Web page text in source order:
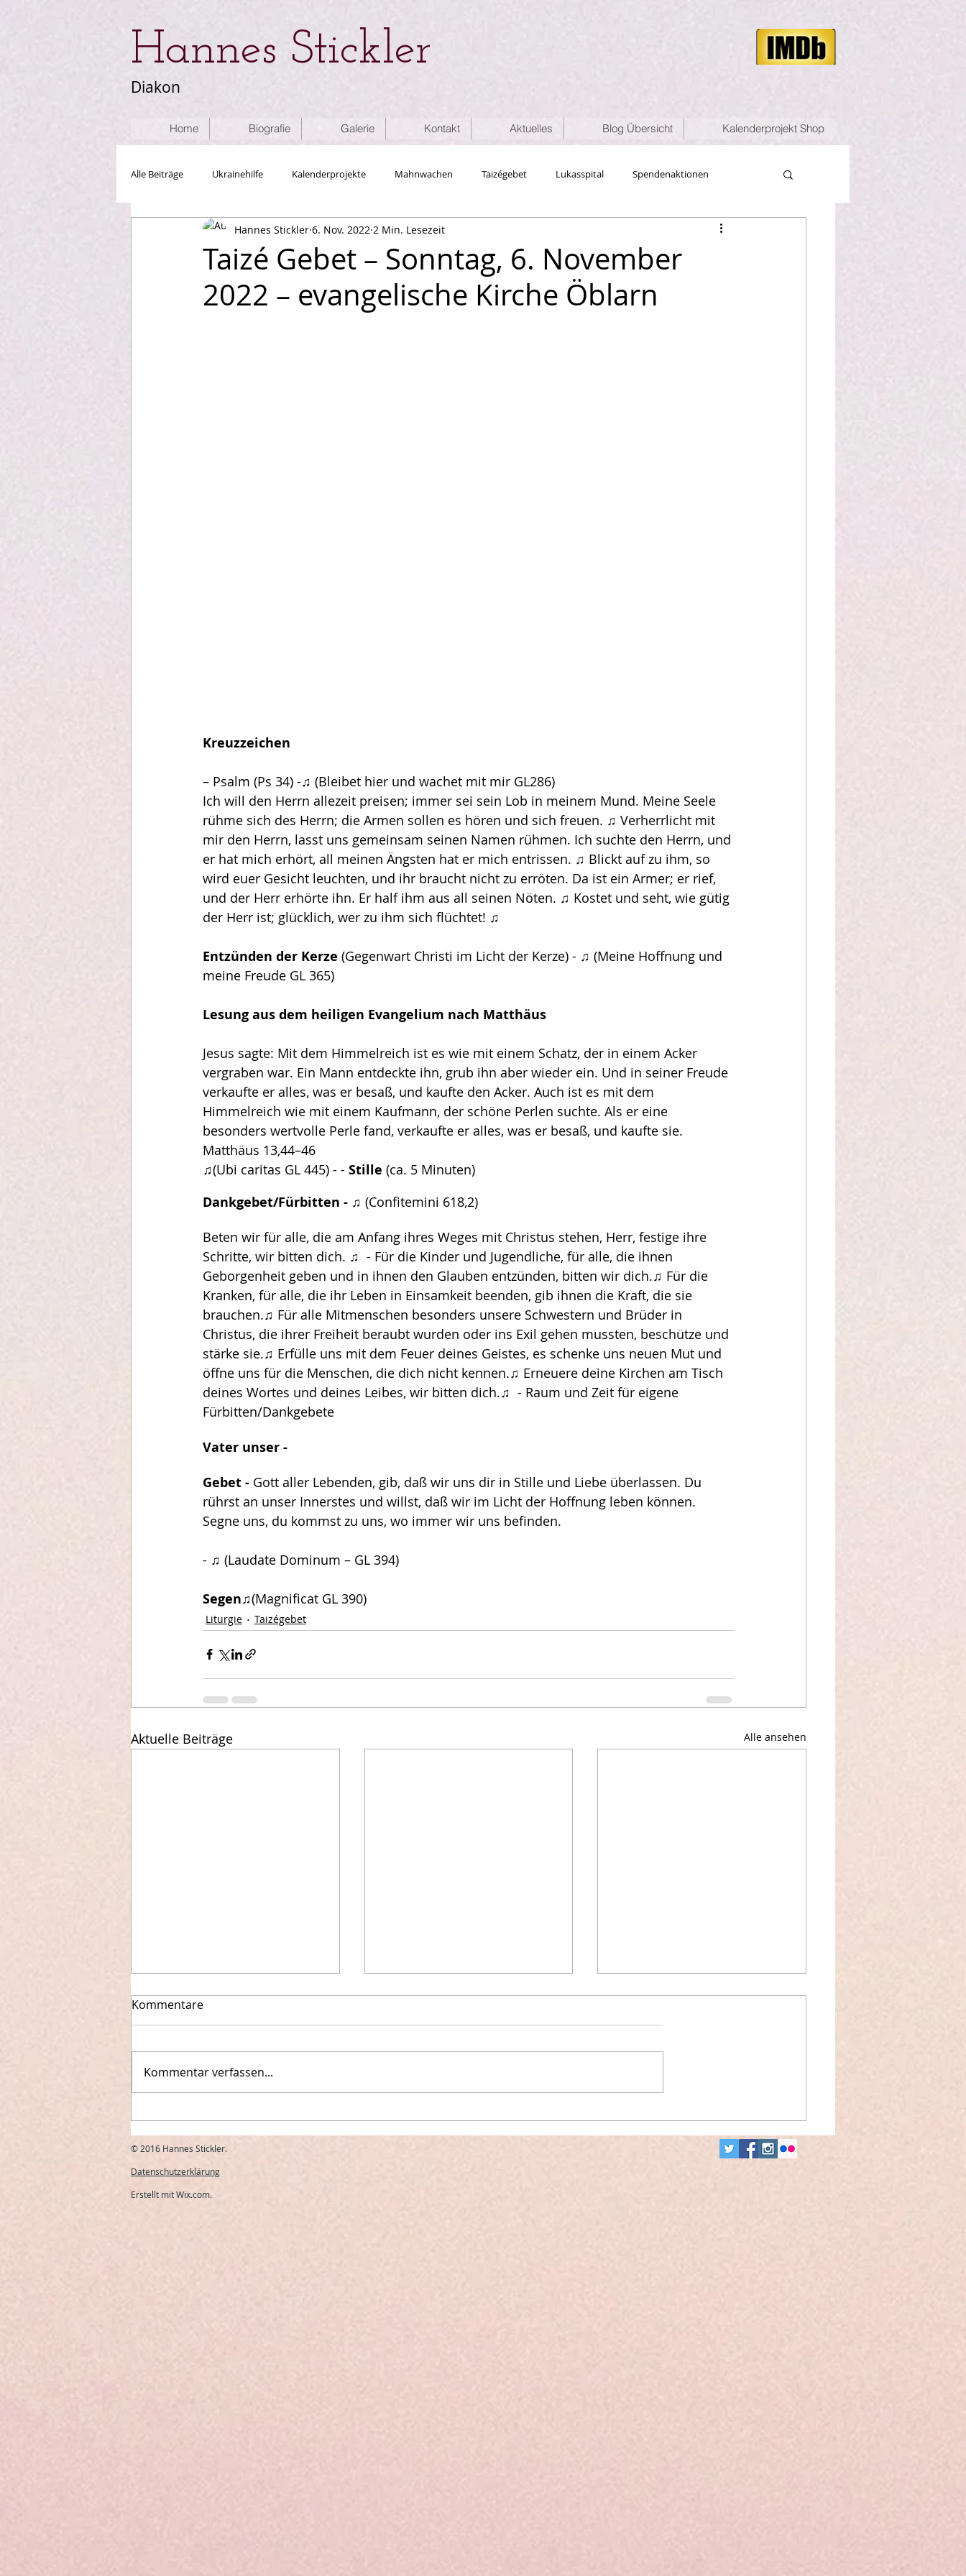
Hannes Stickler
Diakon
Home Biografie Galerie Kontakt Aktuelles Blog Übersicht Kalenderprojekt Shop
Alle Beiträge Ukrainehilfe Kalenderprojekte Mahnwachen Taizégebet Lukasspital Spendenaktionen
Artikel RettungskettefuerMenschenrechte
Taizé Gebet – Sonntag, 6. November
2022 – evangelische Kirche Öblarn
Hannes Stickler 6. Nov. 2022 2 Min. Lesezeit
Kreuzzeichen
– Psalm (Ps 34) -♫ (Bleibet hier und wachet mit mir GL286)
Ich will den Herrn allezeit preisen; immer sei sein Lob in meinem Mund. Meine Seele
rühme sich des Herrn; die Armen sollen es hören und sich freuen. ♫ Verherrlicht mit
mir den Herrn, lasst uns gemeinsam seinen Namen rühmen. Ich suchte den Herrn, und
er hat mich erhört, all meinen Ängsten hat er mich entrissen. ♫ Blickt auf zu ihm, so
wird euer Gesicht leuchten, und ihr braucht nicht zu erröten. Da ist ein Armer; er rief,
und der Herr erhörte ihn. Er half ihm aus all seinen Nöten. ♫ Kostet und seht, wie gütig
der Herr ist; glücklich, wer zu ihm sich flüchtet! ♫
Entzünden der Kerze (Gegenwart Christi im Licht der Kerze) - ♫ (Meine Hoffnung und
meine Freude GL 365)
Lesung aus dem heiligen Evangelium nach Matthäus
Jesus sagte: Mit dem Himmelreich ist es wie mit einem Schatz, der in einem Acker
vergraben war. Ein Mann entdeckte ihn, grub ihn aber wieder ein. Und in seiner Freude
verkaufte er alles, was er besaß, und kaufte den Acker. Auch ist es mit dem
Himmelreich wie mit einem Kaufmann, der schöne Perlen suchte. Als er eine
besonders wertvolle Perle fand, verkaufte er alles, was er besaß, und kaufte sie.
Matthäus 13,44–46
♫(Ubi caritas GL 445) - - Stille (ca. 5 Minuten)
Dankgebet/Fürbitten - ♫ (Confitemini 618,2)
Beten wir für alle, die am Anfang ihres Weges mit Christus stehen, Herr, festige ihre
Schritte, wir bitten dich. ♫  - Für die Kinder und Jugendliche, für alle, die ihnen
Geborgenheit geben und in ihnen den Glauben entzünden, bitten wir dich.♫ Für die
Kranken, für alle, die ihr Leben in Einsamkeit beenden, gib ihnen die Kraft, die sie
brauchen.♫ Für alle Mitmenschen besonders unsere Schwestern und Brüder in
Christus, die ihrer Freiheit beraubt wurden oder ins Exil gehen mussten, beschütze und
stärke sie.♫ Erfülle uns mit dem Feuer deines Geistes, es schenke uns neuen Mut und
öffne uns für die Menschen, die dich nicht kennen.♫ Erneuere deine Kirchen am Tisch
deines Wortes und deines Leibes, wir bitten dich.♫  - Raum und Zeit für eigene
Fürbitten/Dankgebete
Vater unser -
Gebet - Gott aller Lebenden, gib, daß wir uns dir in Stille und Liebe überlassen. Du
rührst an unser Innerstes und willst, daß wir im Licht der Hoffnung leben können.
Segne uns, du kommst zu uns, wo immer wir uns befinden.
- ♫ (Laudate Dominum – GL 394)
Segen♫(Magnificat GL 390)
Liturgie Taizégebet
Aktuelle Beiträge Alle ansehen
Ramsau Sonntag, 12. Jänner
2025 - 10:00 Uhr
2024 – kath. Kirche Haus
Gedenkgottesdienst zur 210.
Kommentare
Kommentar verfassen...
© 2016 Hannes Stickler.
Datenschutzerklärung
Erstellt mitWix.com.